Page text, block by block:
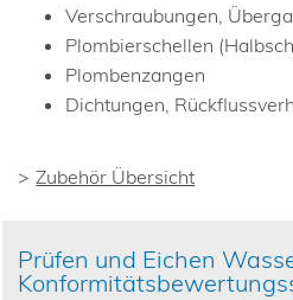
Verschraubungen,
Plombierschellen
Plombenzangen
Dichtungen,
Zubehör Übersicht
Prüfen und Eichen